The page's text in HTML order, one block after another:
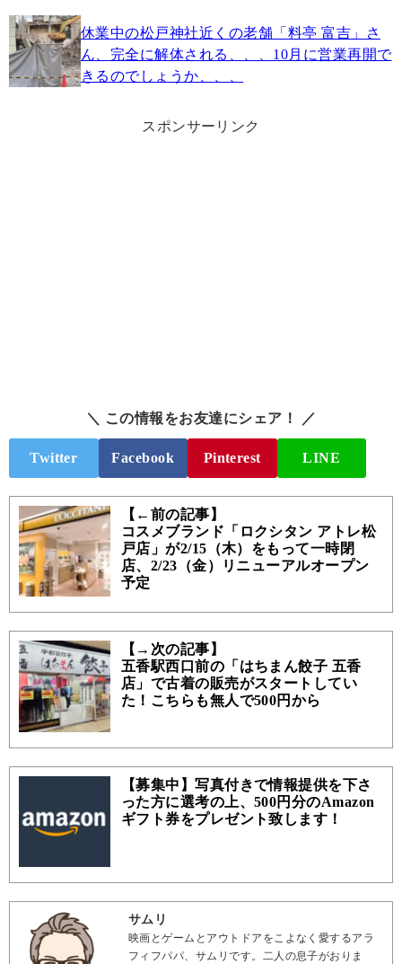
休業中の松戸神社近くの老舗「料亭 富吉」さ
ん、完全に解体される、、、10月に営業再開で
きるのでしょうか、、、
スポンサーリンク
＼ この情報をお友達にシェア！ ／
Twitter Facebook Pinterest LINE
【←前の記事】
コスメブランド「ロクシタン アトレ松
戸店」が2/15（木）をもって一時閉
店、2/23（金）リニューアルオープン
予定
【→次の記事】
五香駅西口前の「はちまん餃子 五香
店」で古着の販売がスタートしてい
た！こちらも無人で500円から
【募集中】写真付きで情報提供を下さ
った方に選考の上、500円分のAmazon
ギフト券をプレゼント致します！
サムリ
映画とゲームとアウトドアをこよなく愛するアラ
フィフパパ、サムリです。二人の息子がおりま